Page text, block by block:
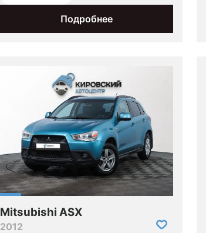
Подробнее
Mitsubishi ASX
2012